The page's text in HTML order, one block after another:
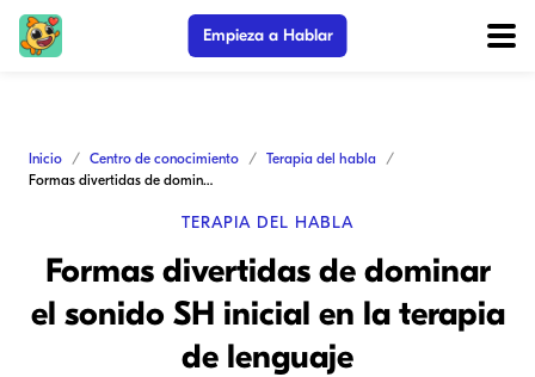
Empieza a Hablar
Inicio Centro de conocimiento
Terapia del habla
Formas divertidas de dominar el sonido SH inicial en la terapia de lenguaje
TERAPIA DEL HABLA
Formas divertidas de dominar
el sonido SH inicial en la terapia
de lenguaje